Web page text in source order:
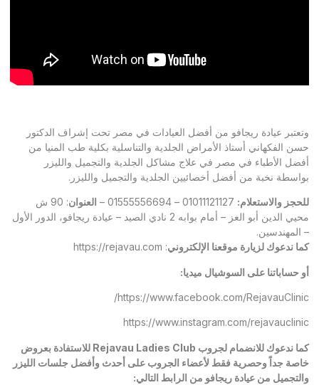
عيادة ريجافو من أفضل العيادات في مصر تحت إشراف الدكتور
الفكهاني أستاذ الأمراض الجلدية والتناسلية بكلية طب المنيا من
الأطباء في مصر في علاج مشاكل الجلدية والتجميل والليزر
نخبة من أفضل أخصائيين الجلدية والتجميل والليزر.
والاستعلام:01011121127 – 01555556694 – العنوان
: 90 ش
محيي الدين أبو العز – أمام بوابه 2 نادي الصيد – عيادة ريجافو، الدور الأول
ندعوك لزيارة موقعنا الإلكتروني :
https://rejavau.com
حساباتنا على السوشيال ميديا:
https://www.facebook.com/
https://www.instagram.com/
ندعوك للانضمام لجروب Rejavau Ladies Clubللاستفادة بعروض
جداً وحصرية فقط لأعضاء الجروب على أحدث وأفضل جلسات الليزر
من عيادة ريجافو من الرابط التالي: